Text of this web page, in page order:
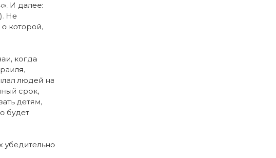
И далее:
Не
которой,
когда
людей на
срок,
детям,
будет
убедительно